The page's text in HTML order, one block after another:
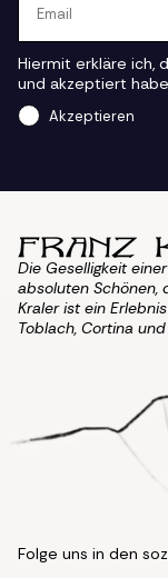
Hiermit erkläre ich,
und akzeptiert
Akzeptieren
Die Geselligkeit
absoluten Schönen,
Kraler ist ein
Toblach, Cortina
Folge uns in den